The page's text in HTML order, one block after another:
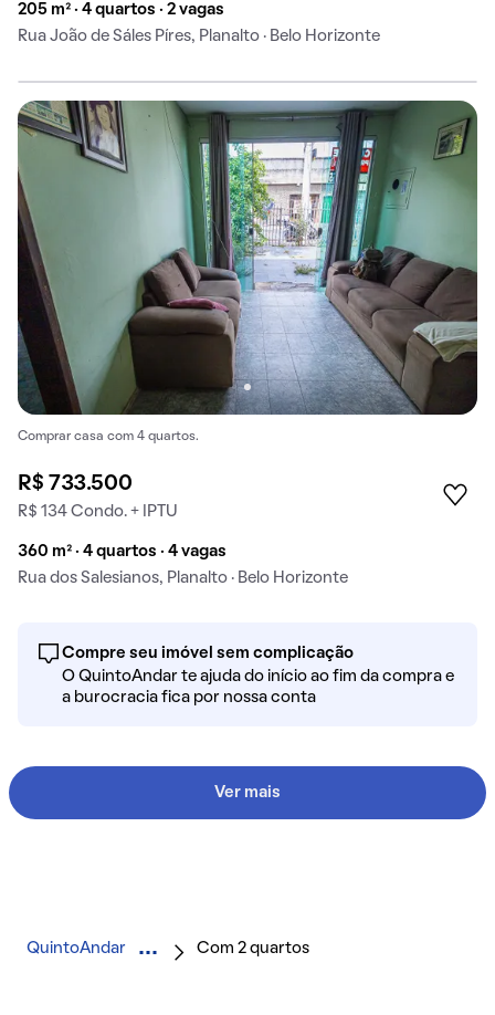
205 m² · 4 quartos · 2 vagas
Rua João de Sáles Píres, Planalto · Belo Horizonte
Comprar casa com 4 quartos.
R$ 733.500
R$ 134 Condo. + IPTU
360 m² · 4 quartos · 4 vagas
Rua dos Salesianos, Planalto · Belo Horizonte
Compre seu imóvel sem complicação
O QuintoAndar te ajuda do início ao fim da compra e
a burocracia fica por nossa conta
Ver mais
QuintoAndar Com 2 quartos